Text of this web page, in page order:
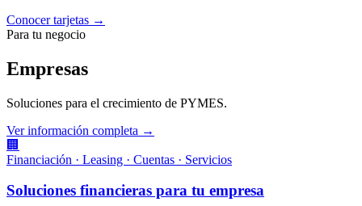
Conocer tarjetas →
Para tu negocio
Empresas
Soluciones para el crecimiento de PYMES.
Ver información completa →
🏢
Financiación · Leasing · Cuentas · Servicios
Soluciones financieras para tu empresa